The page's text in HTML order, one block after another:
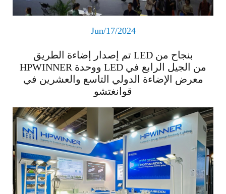
Jun/17/2024
تم إصدار إضاءة الطريق LED بنجاح من
HPWINNER ووحدة LED من الجيل الرابع في
معرض الإضاءة الدولي التاسع والعشرين في
قوانغتشو
اقرأ المزيد